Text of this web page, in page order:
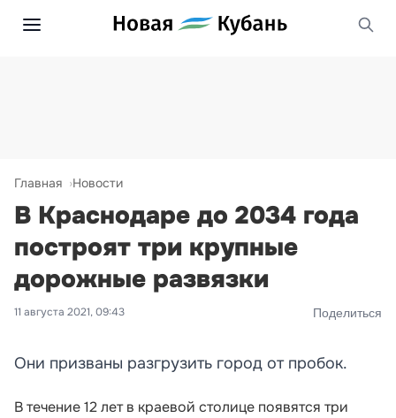
Главная Новости
В Краснодаре до 2034 года
построят три крупные
дорожные развязки
11 августа 2021, 09:43 Поделиться
Они призваны разгрузить город от пробок.
В течение 12 лет в краевой столице появятся три